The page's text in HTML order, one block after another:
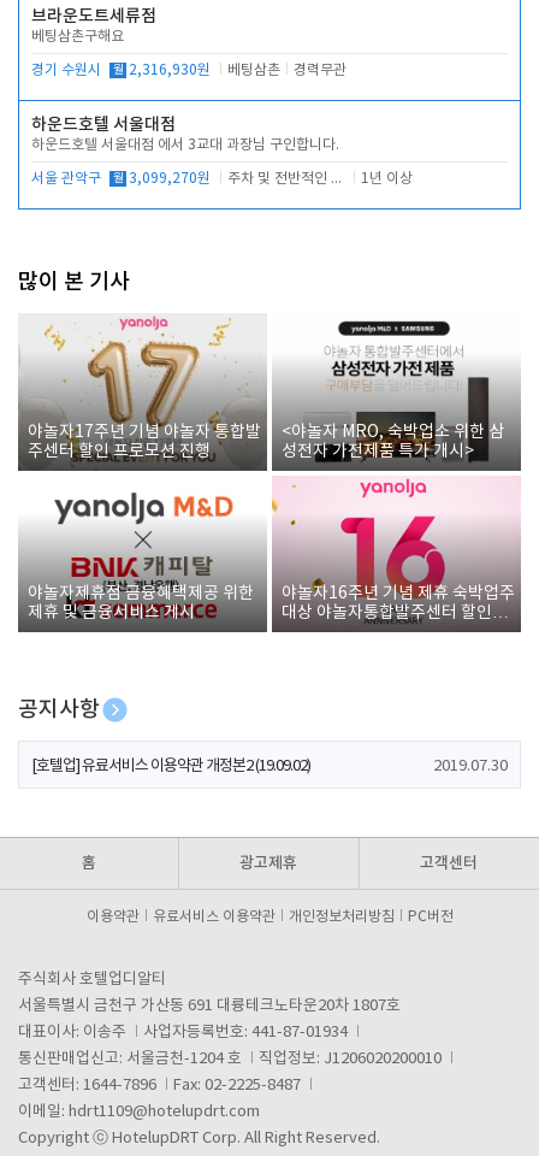
브라운도트세류점
베팅삼촌구해요
경기 수원시 월 2,316,930원 베팅삼촌 경력무관
하운드호텔 서울대점
하운드호텔 서울대점 에서 3교대 과장님 구인합니다.
서울 관악구 월 3,099,270원 주차 및 전반적인 당번업무 1년 이상
많이 본 기사
야놀자17주년 기념 야놀자 통합발
주센터 할인 프로모션 진행
<야놀자 MRO, 숙박업소 위한 삼
성전자 가전제품 특가 개시>
야놀자제휴점 금융혜택제공 위한
제휴 및 금융서비스 게시
야놀자16주년 기념 제휴 숙박업주
대상 야놀자통합발주센터 할인쿠
폰 증정
공지사항
[호텔업] 개인정보 처리방침 개정본1 (19.09.02)
[호텔업] 유료서비스 이용약관 개정본2 (19.09.02) 2019.07.30
홈 광고제휴 고객센터
이용약관 유료서비스 이용약관 개인정보처리방침 PC버전
주식회사 호텔업디알티
서울특별시 금천구 가산동 691 대륭테크노타운20차 1807호
대표이사: 이송주
사업자등록번호: 441-87-01934
통신판매업신고: 서울금천-1204 호
직업정보: J1206020200010
고객센터: 1644-7896
Fax: 02-2225-8487
이메일: hdrt1109@hotelupdrt.com
Copyright ⓒ HotelupDRT Corp. All Right Reserved.